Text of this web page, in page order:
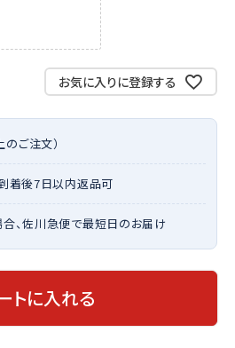
お気に入りに登録する
ご注文）
着後7日以内返品可
、佐川急便で最短日のお届け
トに入れる